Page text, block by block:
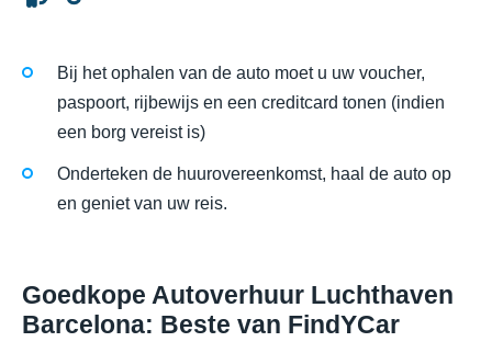
Bij het ophalen van de auto moet u uw voucher,
paspoort, rijbewijs en een creditcard tonen (indien
een borg vereist is)
Onderteken de huurovereenkomst, haal de auto op
en geniet van uw reis.
Goedkope Autoverhuur Luchthaven
Barcelona: Beste van FindYCar